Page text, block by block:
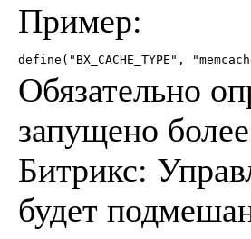
Пример:
define("BX_CACHE_TYPE",
Обязательно
запущено
Битрикс:
будет